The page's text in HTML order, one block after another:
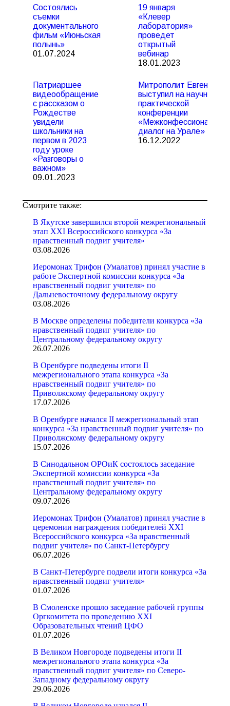
Состоялись
съемки
документального
фильм «Июньская
полынь»
01.07.2024
19 января
«Клевер
лаборатория»
проведет
открытый
вебинар
18.01.2023
Патриаршее
видеообращение
с рассказом о
Рождестве
увидели
школьники на
первом в 2023
году уроке
«Разговоры о
важном»
09.01.2023
Митрополит Евгений
выступил на научно-
практической
конференции
диалог на Урале»
16.12.2022
Смотрите также:
В Якутске завершился второй межрегиональный
этап XXI Всероссийского конкурса «За
нравственный подвиг учителя»
03.08.2026
Иеромонах Трифон (Умалатов) принял участие в
работе Экспертной комиссии конкурса «За
нравственный подвиг учителя» по
Дальневосточному федеральному округу
03.08.2026
В Москве определены победители конкурса «За
нравственный подвиг учителя» по
Центральному федеральному округу
26.07.2026
В Оренбурге подведены итоги II
межрегионального этапа конкурса «За
нравственный подвиг учителя» по
Приволжскому федеральному округу
17.07.2026
В Оренбурге начался II межрегиональный этап
конкурса «За нравственный подвиг учителя» по
Приволжскому федеральному округу
15.07.2026
В Синодальном ОРОиК состоялось заседание
Экспертной комиссии конкурса «За
нравственный подвиг учителя» по
Центральному федеральному округу
09.07.2026
Иеромонах Трифон (Умалатов) принял участие в
церемонии награждения победителей XXI
Всероссийского конкурса «За нравственный
подвиг учителя» по Санкт-Петербургу
06.07.2026
В Санкт-Петербурге подвели итоги конкурса «За
нравственный подвиг учителя»
01.07.2026
В Смоленске прошло заседание рабочей группы
Оргкомитета по проведению XXI
Образовательных чтений ЦФО
01.07.2026
В Великом Новгороде подведены итоги II
межрегионального этапа конкурса «За
нравственный подвиг учителя» по Северо-
Западному федеральному округу
29.06.2026